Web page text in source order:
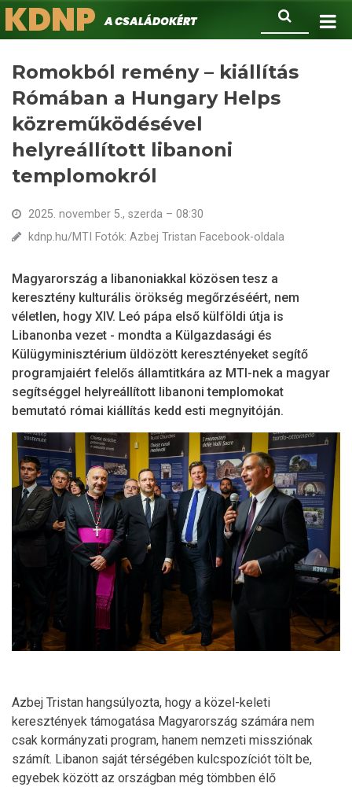
Ugrás
a
Keresés
KDNPA családokért.
Romokból remény – kiállítás
Rómában a Hungary Helps
közreműködésével
helyreállított libanoni
templomokról
2025. november 5., szerda – 08:30
kdnp.hu/MTI Fotók: Azbej Tristan Facebook-oldala
Magyarország a libanoniakkal közösen tesz a
keresztény kulturális örökség megőrzéséért, nem
véletlen, hogy XIV. Leó pápa első külföldi útja is
Libanonba vezet - mondta a Külgazdasági és
Külügyminisztérium üldözött keresztényeket segítő
programjaiért felelős államtitkára az MTI-nek a magyar
segítséggel helyreállított libanoni templomokat
bemutató római kiállítás kedd esti megnyitóján.
Azbej Tristan hangsúlyozta, hogy a közel-keleti
keresztények támogatása Magyarország számára nem
csak kormányzati program, hanem nemzeti missziónak
számít. Libanon saját térségében kulcspozíciót tölt be,
egyebek között az országban még tömbben élő